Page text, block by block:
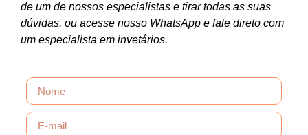
de um de nossos especialistas e tirar todas as suas
dúvidas. ou acesse nosso WhatsApp e fale direto com
um especialista em invetários.